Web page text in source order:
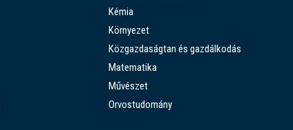
Kémia
Környezet
Közgazdaságtan és gazdálkodás
Matematika
Művészet
Orvostudomány